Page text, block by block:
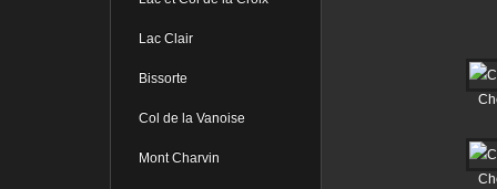
Lac Clair
Bissorte
Col de la Vanoise
Mont Charvin